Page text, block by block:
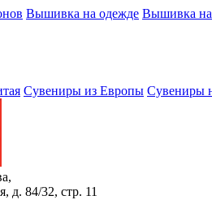
Вышивка на одежде Вышивка на
Сувениры из Европы Сувениры
д. 84/32, стр. 11